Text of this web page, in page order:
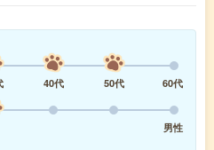
40代 50代
60代
男性